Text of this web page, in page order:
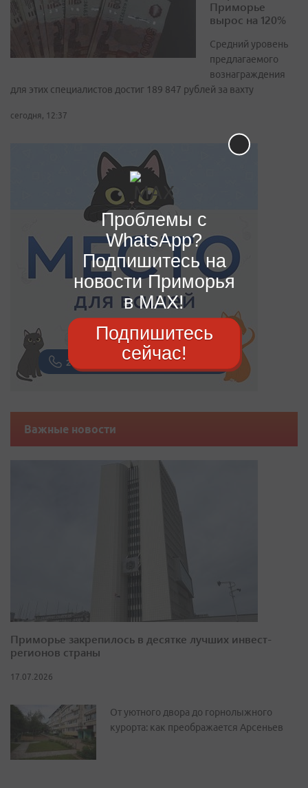
Приморье
вырос на 120%
Средний уровень
предлагаемого
вознаграждения
для этих специалистов достиг 189 847 рублей за вахту
сегодня, 12:37
Важные новости
Приморье закрепилось в десятке лучших инвест-
регионов страны
17.07.2026
От уютного двора до горнолыжного
курорта: как преображается Арсеньев
Проблемы с
WhatsApp?
Подпишитесь на
новости Приморья
в MAX!
Подпишитесь
сейчас!